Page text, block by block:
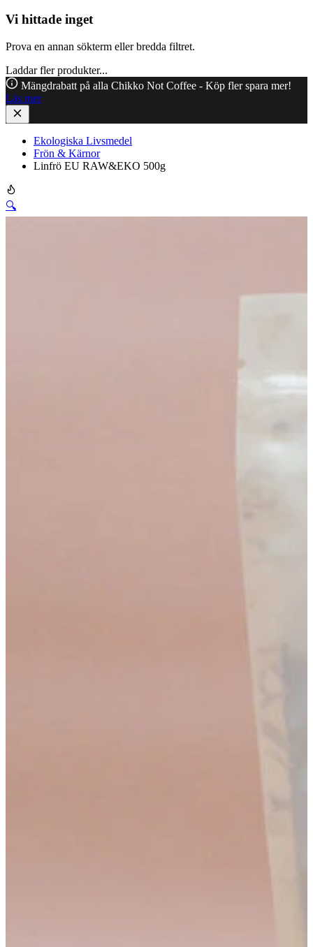
Vi hittade inget
Prova en annan sökterm eller bredda filtret.
Laddar fler produkter...
Mängdrabatt på alla Chikko Not Coffee - Köp fler spara mer!
Läs mer
Ekologiska Livsmedel
Frön & Kärnor
Linfrö EU RAW&EKO 500g
🔍